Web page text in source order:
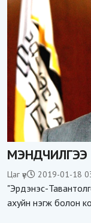
МЭНДЧИЛГЭЭ
Цаг үе 2019-01-18
"Эрдэнэс-
ахуйн нэгж болон